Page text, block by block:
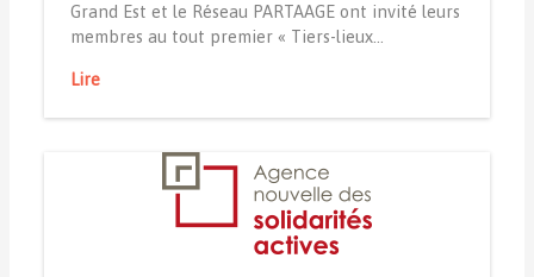
Grand Est et le Réseau PARTAAGE ont invité leurs
membres au tout premier « Tiers-lieux…
Lire